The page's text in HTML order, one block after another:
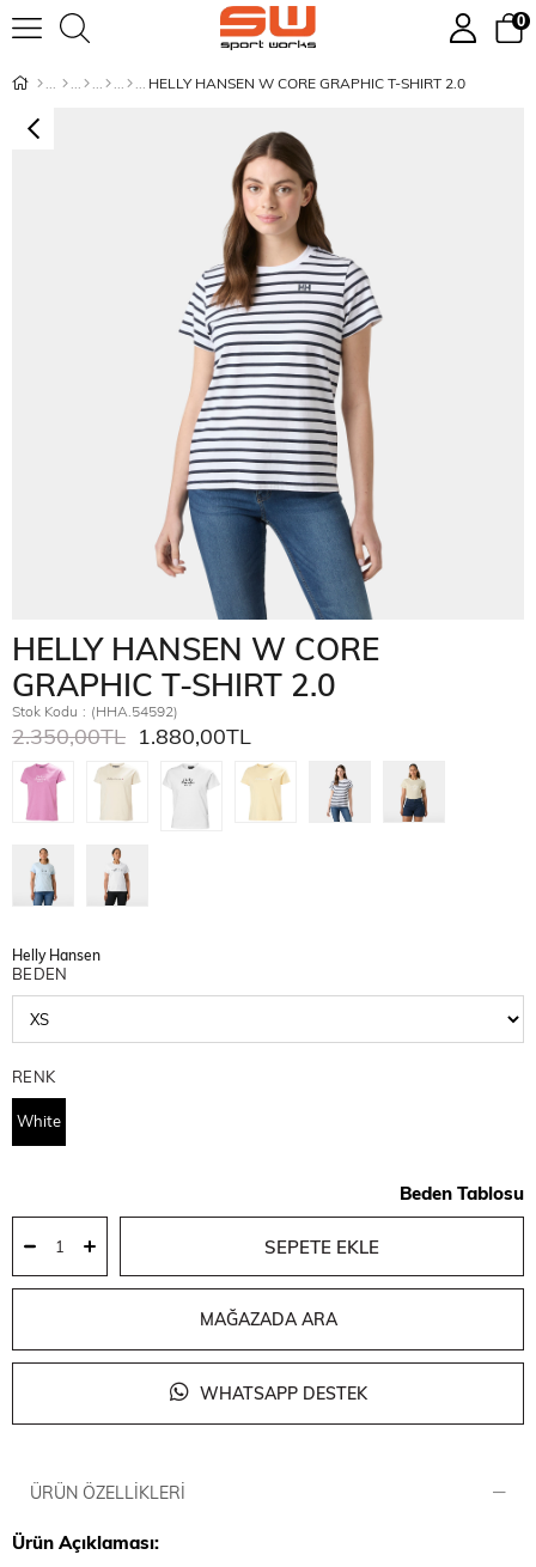
0
HELLY HANSEN W CORE GRAPHIC T-SHIRT 2.0
HELLY HANSEN W CORE
GRAPHIC T-SHIRT 2.0
Stok Kodu (HHA.54592)
2.350,00TL 1.880,00TL
Helly Hansen
BEDEN
RENK
White
Beden Tablosu
MAĞAZADA ARA
WHATSAPP DESTEK
ÜRÜN ÖZELLIKLERI
Ürün Açıklaması: